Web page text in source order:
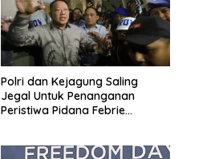
Polri dan Kejagung Saling
Jegal Untuk Penanganan
Peristiwa Pidana Febrie